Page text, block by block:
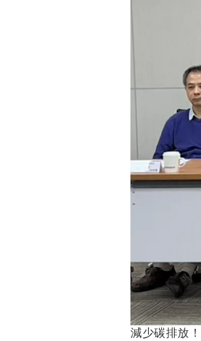
減少碳排放